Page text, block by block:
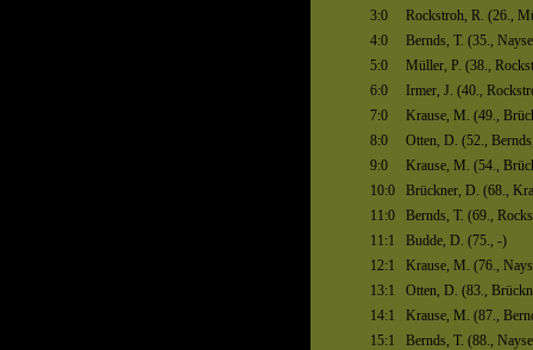
3:0
Rockstroh, R. (26.,
4:0
Bernds, T. (35.,
5:0
Müller, P. (38.,
6:0
Irmer, J. (40.,
7:0
Krause, M. (49.,
8:0
Otten, D. (52.,
9:0
Krause, M. (54.,
10:0
Brückner, D. (68.,
11:0
Bernds, T. (69.,
11:1
Budde, D. (75., -)
12:1
Krause, M. (76.,
13:1
Otten, D. (83.,
14:1
Krause, M. (87.,
15:1
Bernds, T. (88.,